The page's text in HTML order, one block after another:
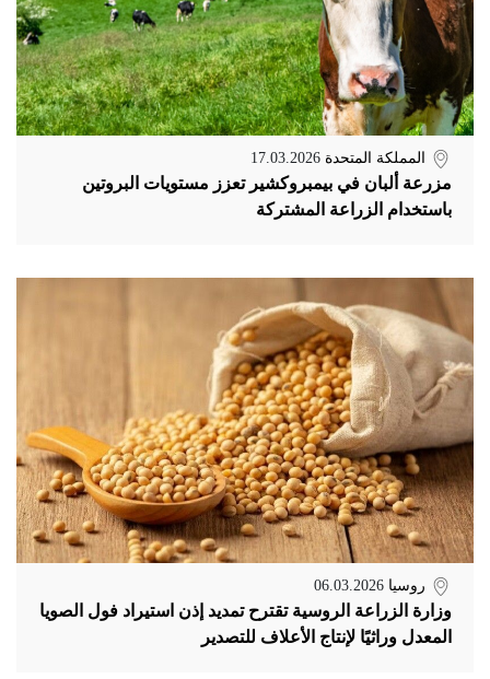
المملكة المتحدة 17.03.2026
مزرعة ألبان في بيمبروكشير تعزز مستويات البروتين
باستخدام الزراعة المشتركة
روسيا 06.03.2026
وزارة الزراعة الروسية تقترح تمديد إذن استيراد فول الصويا
المعدل وراثيًا لإنتاج الأعلاف للتصدير